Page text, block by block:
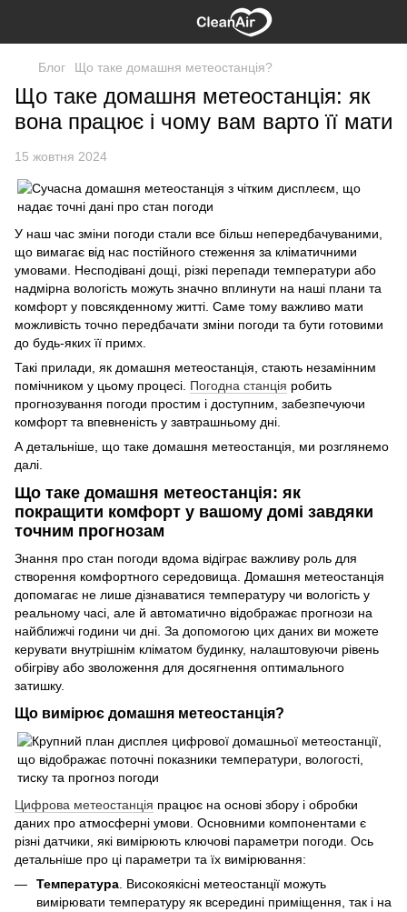
Блог Що таке домашня метеостанція?
Що таке домашня метеостанція: як
вона працює і чому вам варто її мати
15 жовтня 2024
У наш час зміни погоди стали все більш непередбачуваними,
що вимагає від нас постійного стеження за кліматичними
умовами. Несподівані дощі, різкі перепади температури або
надмірна вологість можуть значно вплинути на наші плани та
комфорт у повсякденному житті. Саме тому важливо мати
можливість точно передбачати зміни погоди та бути готовими
до будь-яких її примх.
Такі прилади, як домашня метеостанція, стають незамінним
помічником у цьому процесі. Погодна станція робить
прогнозування погоди простим і доступним, забезпечуючи
комфорт та впевненість у завтрашньому дні.
А детальніше, що таке домашня метеостанція, ми розглянемо
далі.
Що таке домашня метеостанція: як
покращити комфорт у вашому домі завдяки
точним прогнозам
Знання про стан погоди вдома відіграє важливу роль для
створення комфортного середовища. Домашня метеостанція
допомагає не лише дізнаватися температуру чи вологість у
реальному часі, але й автоматично відображає прогнози на
найближчі години чи дні. За допомогою цих даних ви можете
керувати внутрішнім кліматом будинку, налаштовуючи рівень
обігріву або зволоження для досягнення оптимального
затишку.
Що вимірює домашня метеостанція?
Цифрова метеостанція працює на основі збору і обробки
даних про атмосферні умови. Основними компонентами є
різні датчики, які вимірюють ключові параметри погоди. Ось
детальніше про ці параметри та їх вимірювання:
Температура. Високоякісні метеостанції можуть
вимірювати температуру як всередині приміщення, так і на